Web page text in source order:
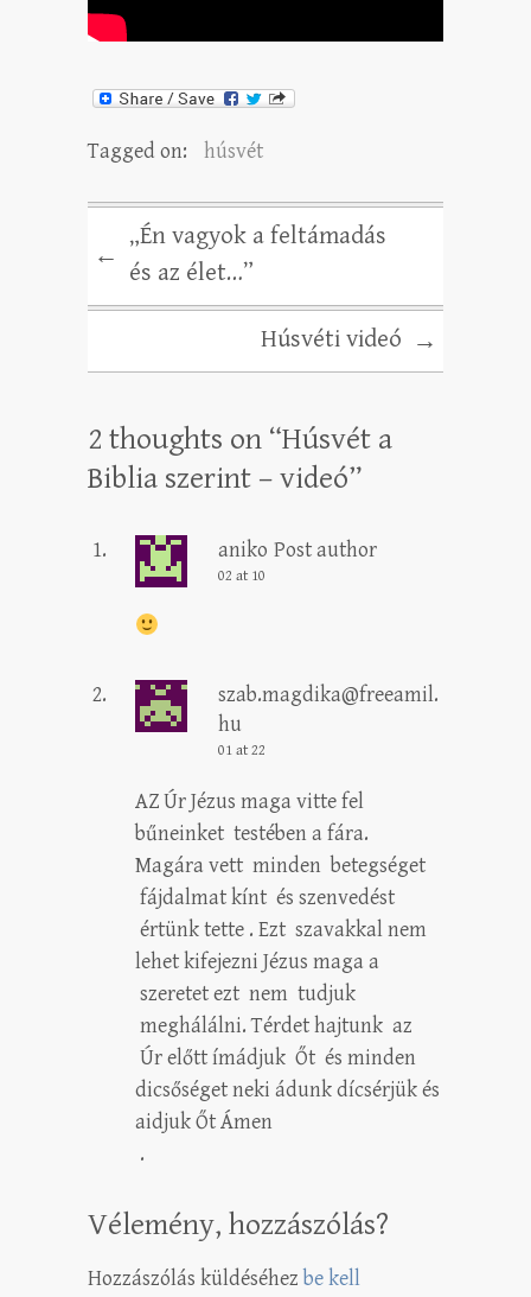
Tagged on: húsvét
←
„Én vagyok a feltámadás
és az élet…”
Húsvéti videó →
2 thoughts on “Húsvét a
Biblia szerint – videó”
aniko Post author
02 at 10
szab.magdika@freeamil.
hu
01 at 22
AZ Úr Jézus maga vitte fel
bűneinket testében a fára.
Magára vett minden betegséget
fájdalmat kínt és szenvedést
értünk tette . Ezt szavakkal nem
lehet kifejezni Jézus maga a
szeretet ezt nem tudjuk
meghálálni. Térdet hajtunk az
Úr előtt ímádjuk Őt és minden
dicsőséget neki ádunk dícsérjük és
aidjuk Őt Ámen
.
Vélemény, hozzászólás?
Hozzászólás küldéséhezbe kell